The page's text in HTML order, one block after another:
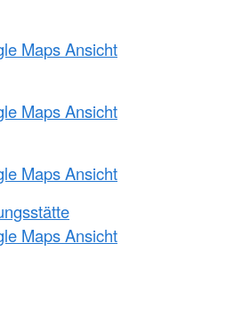
Maps Ansicht
Maps Ansicht
Maps Ansicht
Maps Ansicht